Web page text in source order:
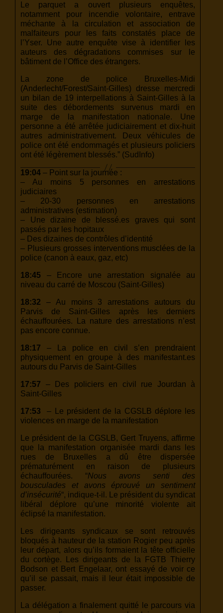
Le parquet a ouvert plusieurs enquêtes,
notamment pour incendie volontaire, entrave
méchante à la circulation et association de
malfaiteurs pour les faits constatés place de
l’Yser. Une autre enquête vise à identifier les
auteurs des dégradations commises sur le
bâtiment de l’Office des étrangers.
La zone de police Bruxelles-Midi
(Anderlecht/Forest/Saint-Gilles) dresse mercredi
un bilan de 19 interpellations à Saint-Gilles à la
suite des débordements survenus mardi en
marge de la manifestation nationale. Une
personne a été arrêtée judiciairement et dix-huit
autres administrativement. Deux véhicules de
police ont été endommagés et plusieurs policiers
ont été légèrement blessés.” (SudInfo)
19:04 – Point sur la journée :
– Au moins 5 personnes en arrestations
judiciaires
– 20-30 personnes en arrestations
administratives (estimation)
– Une dizaine de blessé.es graves qui sont
passés par les hopitaux
– Des dizaines de contrôles d’identité
– Plusieurs grosses interventions musclées de la
police (canon à eaux, gaz, etc)
18:45 – Encore une arrestation signalée au
niveau du carré de Moscou (Saint-Gilles)
18:32 – Au moins 3 arrestations autours du
Parvis de Saint-Gilles après les derniers
échauffourées. La nature des arrestations n’est
pas encore connue.
18:17 – La police en civil s’en prendraient
physiquement en groupe à des manifestant.es
autours du Parvis de Saint-Gilles
17:57 – Des policiers en civil rue Jourdan à
Saint-Gilles
17:53 – Le président de la CGSLB déplore les
violences en marge de la manifestation
Le président de la CGSLB, Gert Truyens, affirme
que la manifestation organisée mardi dans les
rues de Bruxelles a dû être dispersée
prématurément en raison de plusieurs
échauffourées. “Nous avons senti des
bousculades et avons éprouvé un sentiment
d’insécurité“, indique-t-il. Le président du syndicat
libéral déplore qu’une minorité violente ait
éclipsé la manifestation.
Les dirigeants syndicaux se sont retrouvés
bloqués à hauteur de la station Rogier peu après
leur départ, alors qu’ils formaient la tête officielle
du cortège. Les dirigeants de la FGTB Thierry
Bodson et Bert Engelaar, ont essayé de voir ce
qu’il se passait, mais il leur était impossible de
passer.
La délégation a finalement quitté le parcours via